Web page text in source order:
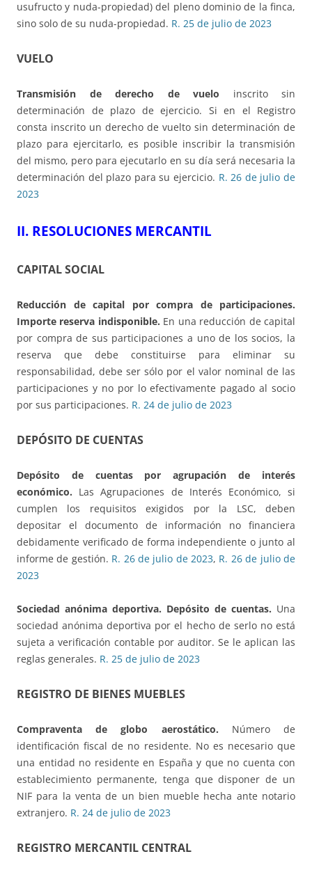
usufructo y nuda-propiedad) del pleno dominio de la finca,
sino solo de su nuda-propiedad. R. 25 de julio de 2023
VUELO
Transmisión de derecho de vuelo inscrito sin
determinación de plazo de ejercicio. Si en el Registro
consta inscrito un derecho de vuelto sin determinación de
plazo para ejercitarlo, es posible inscribir la transmisión
del mismo, pero para ejecutarlo en su día será necesaria la
determinación del plazo para su ejercicio. R. 26 de julio de
2023
II. RESOLUCIONES MERCANTIL
CAPITAL SOCIAL
Reducción de capital por compra de participaciones.
Importe reserva indisponible. En una reducción de capital
por compra de sus participaciones a uno de los socios, la
reserva que debe constituirse para eliminar su
responsabilidad, debe ser sólo por el valor nominal de las
participaciones y no por lo efectivamente pagado al socio
por sus participaciones. R. 24 de julio de 2023
DEPÓSITO DE CUENTAS
Depósito de cuentas por agrupación de interés
económico. Las Agrupaciones de Interés Económico, si
cumplen los requisitos exigidos por la LSC, deben
depositar el documento de información no financiera
debidamente verificado de forma independiente o junto al
informe de gestión. R. 26 de julio de 2023, R. 26 de julio de
2023
Sociedad anónima deportiva. Depósito de cuentas. Una
sociedad anónima deportiva por el hecho de serlo no está
sujeta a verificación contable por auditor. Se le aplican las
reglas generales. R. 25 de julio de 2023
REGISTRO DE BIENES MUEBLES
Compraventa de globo aerostático. Número de
identificación fiscal de no residente. No es necesario que
una entidad no residente en España y que no cuenta con
establecimiento permanente, tenga que disponer de un
NIF para la venta de un bien mueble hecha ante notario
extranjero. R. 24 de julio de 2023
REGISTRO MERCANTIL CENTRAL